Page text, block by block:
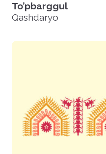
To’pbarggul
Qashdaryo